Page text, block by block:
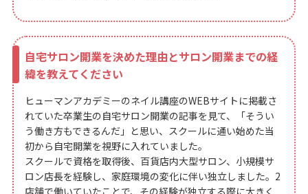
自宅サロン開業を決めた理由とサロン開業までの経
緯を教えてください
ヒューマンアカデミーのネイル講座のWEBサイトに掲載さ
れていた卒業生の自宅サロン開業の記事を見て、「そうい
う働き方もできるんだ」と思い、スクールに通い始めた当
初から自宅開業を視野に入れていました。
スクールで資格を取得後、百貨店内大型サロン、小規模サ
ロン店長を経験し、家庭環境の変化に伴い独立しました。2